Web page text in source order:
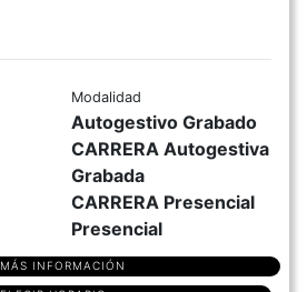
Modalidad
Autogestivo Grabado
CARRERA Autogestiva
Grabada
CARRERA Presencial
Presencial
MÁS INFORMACIÓN